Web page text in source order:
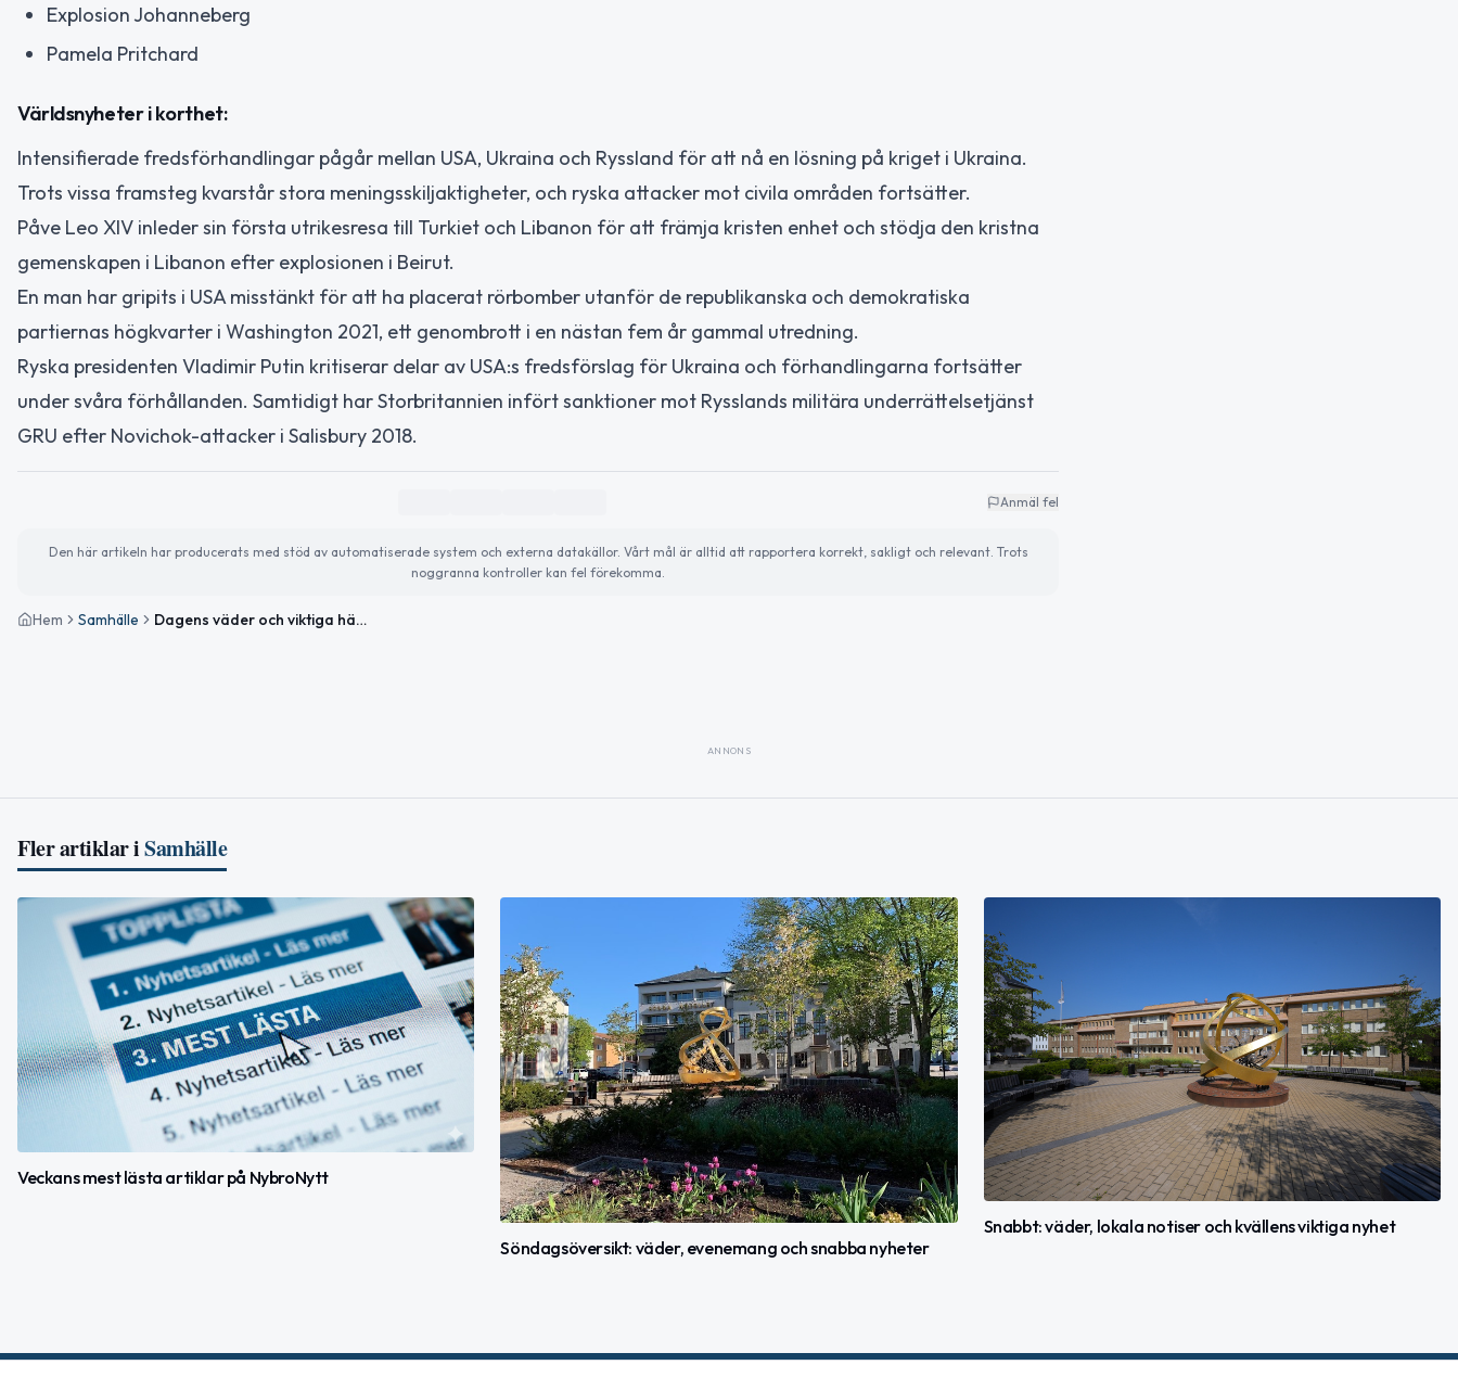
Explosion Johanneberg
Pamela Pritchard
Världsnyheter i korthet:
Intensifierade fredsförhandlingar pågår mellan USA, Ukraina och Ryssland för att nå en lösning på kriget i Ukraina.
Trots vissa framsteg kvarstår stora meningsskiljaktigheter, och ryska attacker mot civila områden fortsätter.
Påve Leo XIV inleder sin första utrikesresa till Turkiet och Libanon för att främja kristen enhet och stödja den kristna
gemenskapen i Libanon efter explosionen i Beirut.
En man har gripits i USA misstänkt för att ha placerat rörbomber utanför de republikanska och demokratiska
partiernas högkvarter i Washington 2021, ett genombrott i en nästan fem år gammal utredning.
Ryska presidenten Vladimir Putin kritiserar delar av USA:s fredsförslag för Ukraina och förhandlingarna fortsätter
under svåra förhållanden. Samtidigt har Storbritannien infört sanktioner mot Rysslands militära underrättelsetjänst
GRU efter Novichok-attacker i Salisbury 2018.
Anmäl fel
Den här artikeln har producerats med stöd av automatiserade system och externa datakällor. Vårt mål är alltid att rapportera korrekt, sakligt och relevant. Trots
noggranna kontroller kan fel förekomma.
Hem Samhälle Dagens väder och viktiga händelser i Nybro
ANNONS
Fler artiklar iSamhälle
Veckans mest lästa artiklar på NybroNytt
Söndagsöversikt: väder, evenemang och snabba nyheter
Snabbt: väder, lokala notiser och kvällens viktiga nyhet